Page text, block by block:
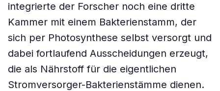
integrierte der Forscher noch eine dritte
Kammer mit einem Bakterienstamm, der
sich per Photosynthese selbst versorgt und
dabei fortlaufend Ausscheidungen erzeugt,
die als Nährstoff für die eigentlichen
Stromversorger-Bakterienstämme dienen.